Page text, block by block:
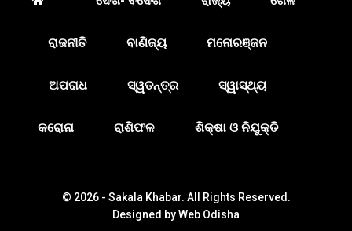
ରାଜନୀତି ବାଣିଜ୍ୟ ମନୋରଞ୍ଜନ
ଅପରାଧ ସ୍ୱତନ୍ତ୍ର ସ୍ୱାସ୍ଥ୍ୟ
କରୋନା ରାଶିଫଳ ଶିକ୍ଷା ଓ ନିଯୁକ୍ତି
© 2026 - Sakala Khabar. All Rights Reserved.
Designed byWeb Odisha